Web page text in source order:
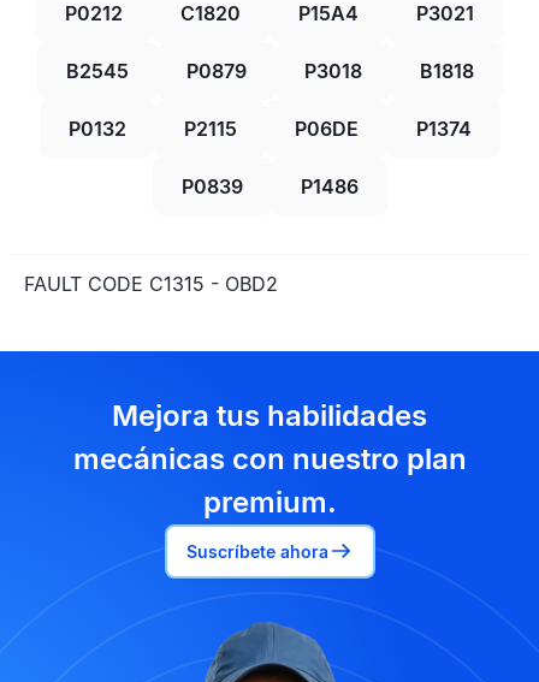
P0212 C1820 P15A4 P3021
B2545 P0879 P3018 B1818
P0132 P2115 P06DE P1374
P0839 P1486
FAULT CODE C1315 - OBD2
Mejora tus habilidades
mecánicas con nuestro plan
premium.
Suscríbete ahora